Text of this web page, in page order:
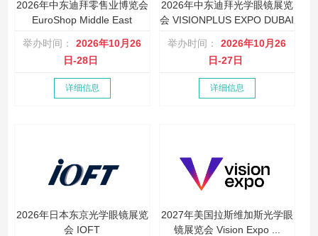
2026年中东迪拜零售业博览会
EuroShop Middle East
举办时间：
2026年10月26
日-28日
详细信息
2026年中东迪拜光学眼镜展览
会 VISIONPLUS EXPO DUBAI
举办时间：
2026年10月26
日-27日
详细信息
2026年日本东京光学眼镜展览
会 IOFT
2027年美国拉斯维加斯光学眼
镜展览会 Vision Expo ...